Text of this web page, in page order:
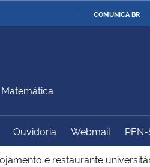
COMUNICA BR
Ministério da Defesa
Ministério do
Desenvolvimento Regional
Ouvidoria Webmail PEN-
e restaurante